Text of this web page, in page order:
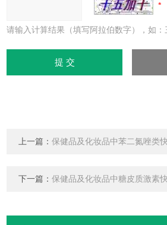
请输入计算结果（填写阿拉伯数字），如：
上一篇：保健品及化妆品中苯二氮唑类
下一篇：保健品及化妆品中糖皮质激素